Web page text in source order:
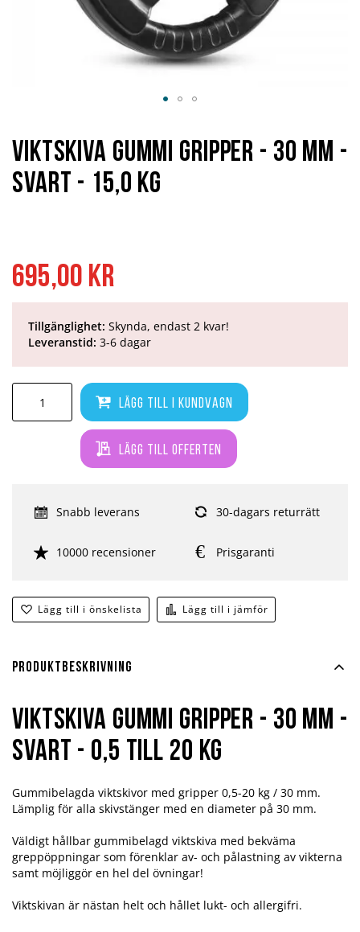
695,00 kr
Lägg till i kundvagn
Lägg till offerten
Lägg till i önskelista Lägg till i jämför
Tillgänglighet: Skynda, endast 2 kvar!
Leveranstid: 3-6 dagar
Snabb leverans 30-dagars returrätt
10000 recensioner Prisgaranti
Viktskiva Gummi Gripper - 30 mm -
svart - 15,0 kg
början
av
bildgalleriet
Produktbeskrivning
Viktskiva Gummi Gripper - 30 mm -
svart - 0,5 till 20 kg
Gummibelagda viktskivor med gripper 0,5-20 kg / 30 mm.
Lämplig för alla skivstänger med en diameter på 30 mm.
Väldigt hållbar gummibelagd viktskiva med bekväma
greppöppningar som förenklar av- och pålastning av vikterna
samt möjliggör en hel del övningar!
Viktskivan är nästan helt och hållet lukt- och allergifri.